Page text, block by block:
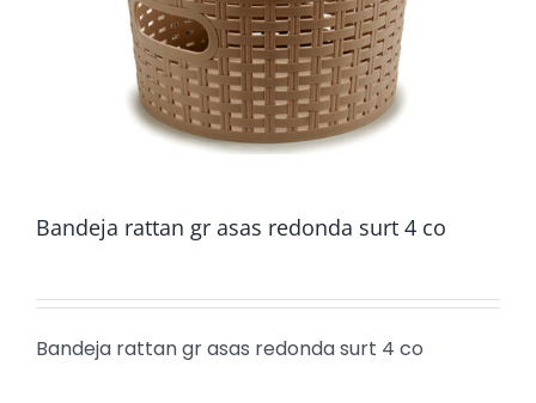
Bandeja rattan gr asas redonda surt 4 co
Bandeja rattan gr asas redonda surt 4 co